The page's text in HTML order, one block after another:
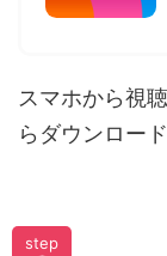
スマホから視
らダウンロー
step